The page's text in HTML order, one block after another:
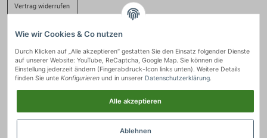
Vertrag widerrufen
Zahlung & Versand
Wie wir Cookies & Co nutzen
Durch Klicken auf „Alle akzeptieren“ gestatten Sie den Einsatz folgender Dienste
auf unserer Website: YouTube, ReCaptcha, Google Map. Sie können die
Einstellung jederzeit ändern (Fingerabdruck-Icon links unten). Weitere Details
finden Sie unte Konfigurieren und in unserer Datenschutzerklärung.
Alle akzeptieren
Ablehnen